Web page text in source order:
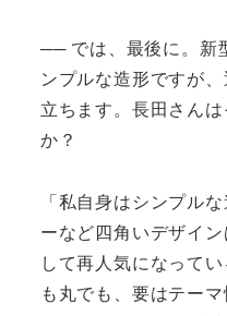
── では、最後に。新
ンプルな造形ですが
立ちます。長田さん
か？
「私自身はシンプル
ーなど四角いデザイ
して再人気になって
も丸でも、要はテー